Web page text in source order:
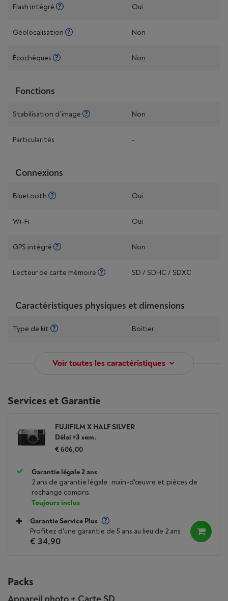
Flash intégré Oui
Géolocalisation Non
Écochèques Non
Fonctions
Stabilisation d´image Non
Particularités -
Connexions
Bluetooth Oui
Wi-Fi Oui
GPS intégré Non
Lecteur de carte mémoire SD / SDHC / SDXC
Caractéristiques physiques et dimensions
Type de kit Boîtier
Voir toutes les caractéristiques
Services et Garantie
FUJIFILM X HALF SILVER
Délai >3 sem.
€ 606,00
Garantie légale 2 ans
2 ans de garantie légale : main-d'œuvre et pièces de
rechange compris.
Toujours inclus
Garantie Service Plus
Profitez d'une garantie de 5 ans au lieu de 2 ans
€ 34,90
Packs